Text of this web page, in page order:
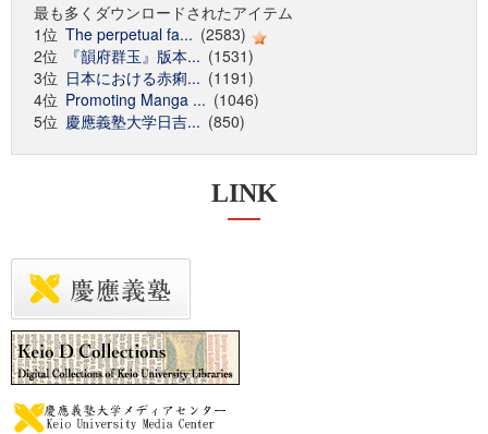
最も多くダウンロードされたアイテム
1位 The perpetual fa... (2583)
2位
『韻府群玉』版本... (1531)
3位 日本における赤痢... (1191)
4位 Promoting Manga ... (1046)
5位 慶應義塾大学日吉... (850)
LINK